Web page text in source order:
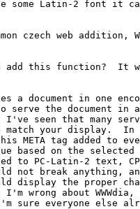
some Latin-2 font it
czech web addition,
add this function?  It
a document in one
serve the document in
seen that many
match your display.
META tag added to
on the selected
to PC-Latin-2 text,
not break anything,
display the proper
wrong about WWWdia,
everyone else